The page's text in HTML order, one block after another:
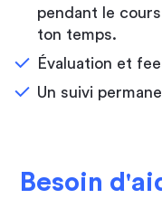
pendant le
ton temps.
Évaluation et
Un suivi
Besoin